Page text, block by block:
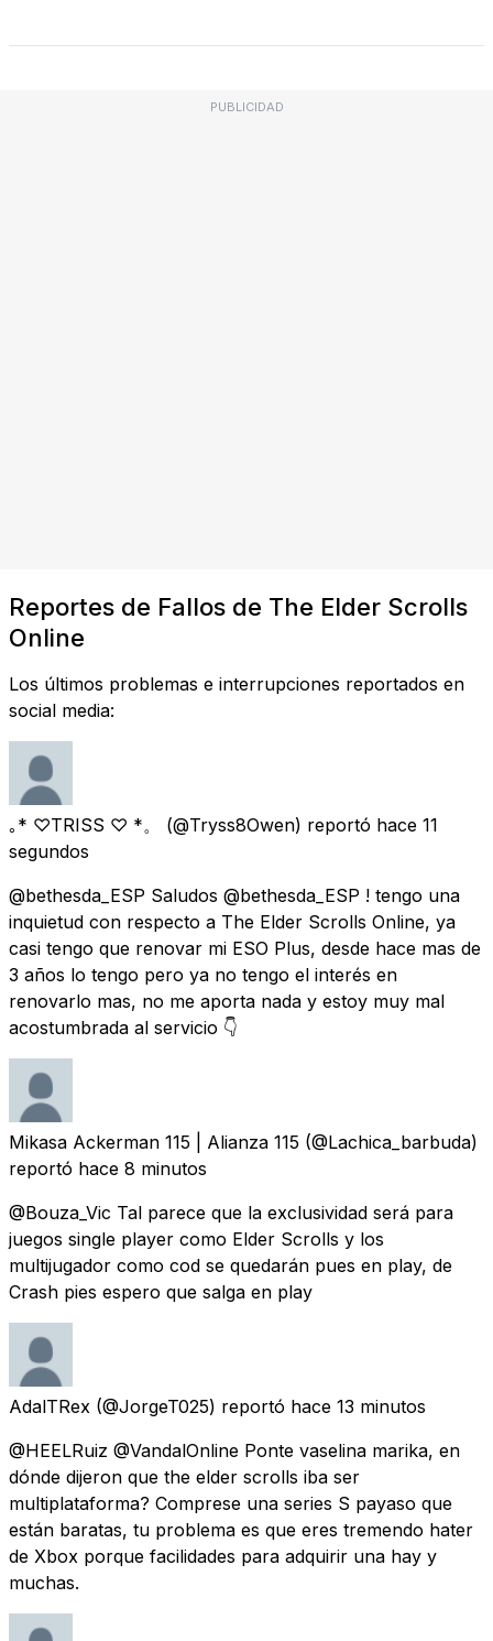
PUBLICIDAD
Reportes de Fallos de The Elder Scrolls
Online
Los últimos problemas e interrupciones reportados en
social media:
｡* ♡TRISS ♡ *。 (@Tryss8Owen) reportó hace 11
segundos
@bethesda_ESP Saludos @bethesda_ESP ! tengo una
inquietud con respecto a The Elder Scrolls Online, ya
casi tengo que renovar mi ESO Plus, desde hace mas de
3 años lo tengo pero ya no tengo el interés en
renovarlo mas, no me aporta nada y estoy muy mal
acostumbrada al servicio 👇
Mikasa Ackerman 115 | Alianza 115 (@Lachica_barbuda)
reportó hace 8 minutos
@Bouza_Vic Tal parece que la exclusividad será para
juegos single player como Elder Scrolls y los
multijugador como cod se quedarán pues en play, de
Crash pies espero que salga en play
AdalTRex (@JorgeT025) reportó hace 13 minutos
@HEELRuiz @VandalOnline Ponte vaselina marika, en
dónde dijeron que the elder scrolls iba ser
multiplataforma? Comprese una series S payaso que
están baratas, tu problema es que eres tremendo hater
de Xbox porque facilidades para adquirir una hay y
muchas.